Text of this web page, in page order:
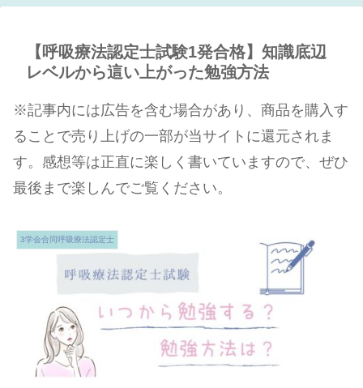
【呼吸療法認定士試験1発合格】知識底辺
レベルから這い上がった勉強方法
※記事内には広告を含む場合があり、商品を購入す
ることで売り上げの一部が当サイトに還元されま
す。感想等は正直に楽しく書いていますので、ぜひ
最後まで楽しんでご覧ください。
3学会合同呼吸療法認定士